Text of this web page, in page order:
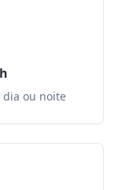
dia ou noite